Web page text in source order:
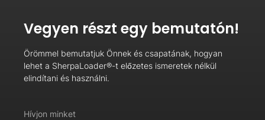
Vegyen részt egy bemutatón!
Örömmel bemutatjuk Önnek és csapatának, hogyan
lehet a SherpaLoader®-t előzetes ismeretek nélkül
elindítani és használni.
Hívjon minket